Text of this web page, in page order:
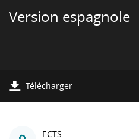
Version espagnole
Télécharger
ECTS